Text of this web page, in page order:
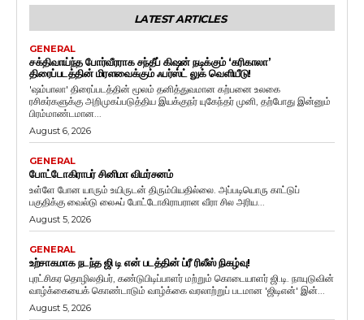
LATEST ARTICLES
GENERAL
சக்திவாய்ந்த போர்வீரராக சந்தீப் கிஷன் நடிக்கும் ‘கரிகாலா’
திரைப்படத்தின் மிரளவைக்கும் ஃபர்ஸ்ட் லுக் வெளியீடு!
'ஷம்பாலா' திரைப்படத்தின் மூலம் தனித்துவமான கற்பனை உலகை
ரசிகர்களுக்கு அறிமுகப்படுத்திய இயக்குநர் யுகேந்தர் முனி, தற்போது இன்னும்
பிரம்மாண்டமான...
August 6, 2026
GENERAL
போட்டோகிராபர் சினிமா விமர்சனம்
உள்ளே போன யாரும் உயிருடன் திரும்பியதில்லை. அப்படியொரு காட்டுப்
பகுதிக்கு வைல்டு லைஃப் போட்டோகிராபரான வீரா சில அரிய...
August 5, 2026
GENERAL
உற்சாகமாக நடந்த ஜி டி என் படத்தின் ப்ரீ ரிலீஸ் நிகழ்வு!
புரட்சிகர தொழிலதிபர், கண்டுபிடிப்பாளர் மற்றும் கொடையாளர் ஜி.டி. நாயுடுவின்
வாழ்க்கையைக் கொண்டாடும் வாழ்க்கை வரலாற்றுப் படமான 'ஜிடிஎன்' இன்...
August 5, 2026